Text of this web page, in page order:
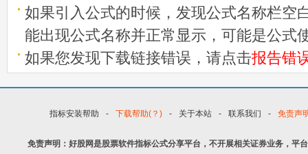
如果引入公式的时候，发现公式名称栏空
能出现公式名称并正常显示，可能是公式
如果您发现下载链接错误，请点击报告错
指标安装帮助 - 下载帮助(？) - 关于本站 - 联系我们 - 免责声
免责声明：好股网是股票软件指标公式分享平台，不开展相关证券业务，平